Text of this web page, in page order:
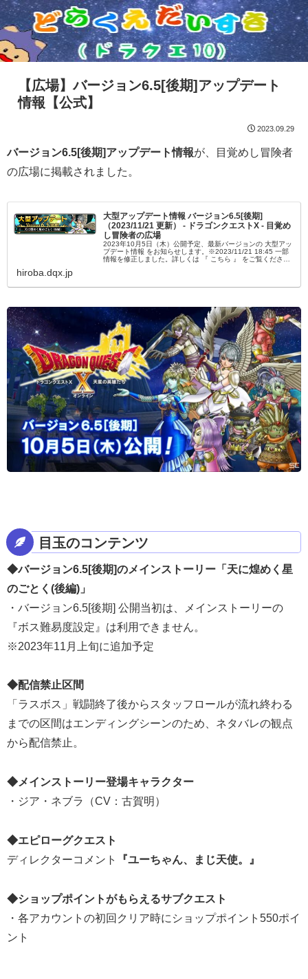
【広場】バージョン6.5[後期]アップデート
情報【公式】
2023.09.29
バージョン6.5[後期]アップデート情報が、目覚めし冒険者
の広場に掲載されました。
大型アップデート情報 バージョン6.5[後期]
（2023/11/21 更新） - ドラゴンクエストX - 目覚め
し冒険者の広場
2023年10月5日（木）公開予定、最新バージョンの 大型アッ
プデート情報 をお知らせします。※2023/11/21 18:45 一部
情報を修正しました。詳しくは 『 こちら 』 をご覧くださ
hiroba.dqx.jp
目玉のコンテンツ
◆バージョン6.5[後期]のメインストーリー 「天に煌めく星
のごとく(後編)」
・バージョン6.5[後期] 公開当初は、メインストーリーの
『ボス難易度設定』は利用できません。
※2023年11月上旬に追加予定
◆配信禁止区間
「ラスボス」戦闘終了後からスタッフロールが流れ終わる
までの区間はエンディングシーンのため、ネタバレの観点
から配信禁止。
◆メインストーリー登場キャラクター
・ジア・ネブラ（CV：古賀明）
◆エピローグクエスト
ディレクターコメント
『ユーちゃん、まじ天使。』
◆ショップポイントがもらえるサブクエスト
・各アカウントの初回クリア時にショップポイント550ポイ
ント